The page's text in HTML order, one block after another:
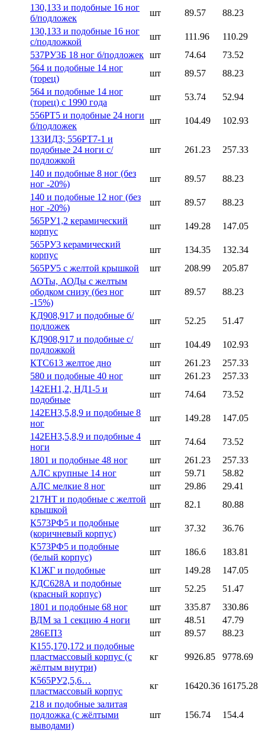
130,133 и подобные 16 ног
б/подложек
шт 89.57
88.23
130,133 и подобные 16 ног
с/подложкой
шт 111.96
110.29
537РУ3Б 18 ног б/подложек шт 74.64
73.52
564 и подобные 14 ног
(торец)
шт 89.57
88.23
564 и подобные 14 ног
(торец) с 1990 года
шт 53.74
52.94
556РТ5 и подобные 24 ноги
б/подложек
шт 104.49
102.93
133ИД3; 556РТ7-1 и
подобные 24 ноги с/
подложкой
шт 261.23 257.33
140 и подобные 8 ног (без
ног -20%)
шт 89.57
88.23
140 и подобные 12 ног (без
ног -20%)
шт 89.57
88.23
565РУ1,2 керамический
корпус
шт 149.28
147.05
565РУ3 керамический
корпус
шт 134.35
132.34
565РУ5 с желтой крышкой
шт 208.99
205.87
АОТы, АОДы с желтым
ободком снизу (без ног
-15%)
шт 89.57 88.23
КД908,917 и подобные б/
подложек
шт 52.25
51.47
КД908,917 и подобные с/
подложкой
шт 104.49
102.93
КТС613 желтое дно
шт 261.23
257.33
580 и подобные 40 ног
шт 261.23
257.33
142ЕН1,2, НД1-5 и
подобные
шт 74.64
73.52
142ЕН3,5,8,9 и подобные 8
ног
шт 149.28
147.05
142ЕН3,5,8,9 и подобные 4
ноги
шт 74.64
73.52
1801 и подобные 48 ног
шт 261.23
257.33
АЛС крупные 14 ног
шт 59.71
58.82
АЛС мелкие 8 ног
шт 29.86
29.41
217НТ и подобные с желтой
крышкой
шт 82.1
80.88
К573РФ5 и подобные
(коричневый корпус)
шт 37.32
36.76
К573РФ5 и подобные
(белый корпус)
шт 186.6
183.81
К1ЖГ и подобные
шт 149.28
147.05
КДС628А и подобные
(красный корпус)
шт 52.25
51.47
1801 и подобные 68 ног
шт 335.87
330.86
ВДМ за 1 секцию 4 ноги
шт 48.51
47.79
286ЕП3
шт 89.57
88.23
К155,170,172 и подобные
пластмассовый корпус (с
жёлтым внутри)
кг 9926.85 9778.69
К565РУ2,5,6…
пластмассовый корпус
кг 16420.36 16175.28
218 и подобные залитая
подложка (с жёлтыми
выводами)
шт 156.74 154.4